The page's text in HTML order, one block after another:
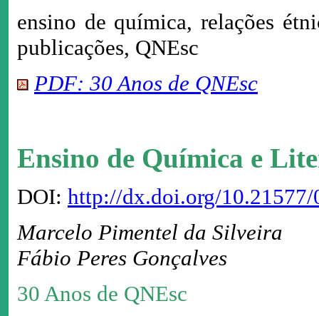
ensino de química, relações
publicações, QNEsc
PDF: 30 Anos de QNEsc
Ensino de Química e
DOI: http://dx.doi.org/
Marcelo Pimentel da Silveira
Fábio Peres Gonçalves
30 Anos de QNEsc